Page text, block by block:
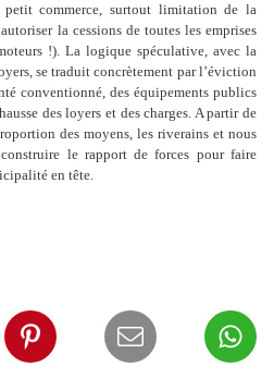
commerce, surtout limitation de la
la cessions de toutes les emprises
!). La logique spéculative, avec la
se traduit concrètement par l’éviction
conventionné, des équipements publics
des loyers et des charges. A partir de
des moyens, les riverains et nous
le rapport de forces pour faire
en tête.